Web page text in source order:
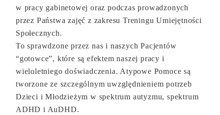
w pracy gabinetowej oraz podczas prowadzonych
przez Państwa zajęć z zakresu Treningu Umiejętności
Społecznych.
To sprawdzone przez nas i naszych Pacjentów
“gotowce”, które są efektem naszej pracy i
wieloletniego doświadczenia. Atypowe Pomoce są
tworzone ze szczególnym uwzględnieniem potrzeb
Dzieci i Młodzieżym w spektrum autyzmu, spektrum
ADHD i AuDHD.